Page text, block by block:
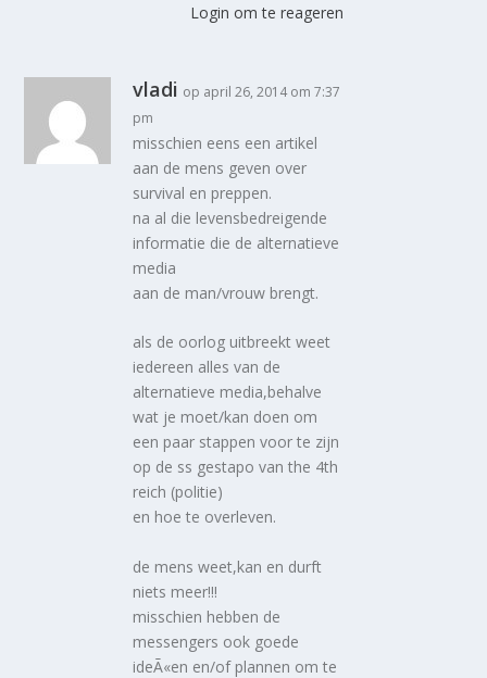
Login om te reageren
vladi op april 26, 2014 om 7:37
pm
misschien eens een artikel
aan de mens geven over
survival en preppen.
na al die levensbedreigende
informatie die de alternatieve
media
aan de man/vrouw brengt.
als de oorlog uitbreekt weet
iedereen alles van de
alternatieve media,behalve
wat je moet/kan doen om
een paar stappen voor te zijn
op de ss gestapo van the 4th
reich (politie)
en hoe te overleven.
de mens weet,kan en durft
niets meer!!!
misschien hebben de
messengers ook goede
ideÃ«en en/of plannen om te